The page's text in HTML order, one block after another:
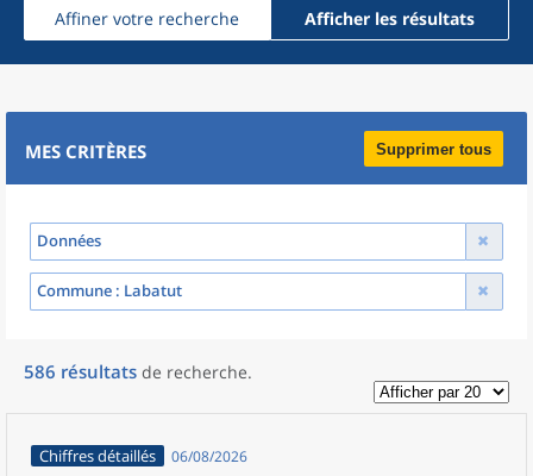
Affiner votre recherche Afficher les résultats
MES CRITÈRES Supprimer tous
Données
Commune : Labatut
586 résultats de recherche.
Chiffres détaillés 06/08/2026